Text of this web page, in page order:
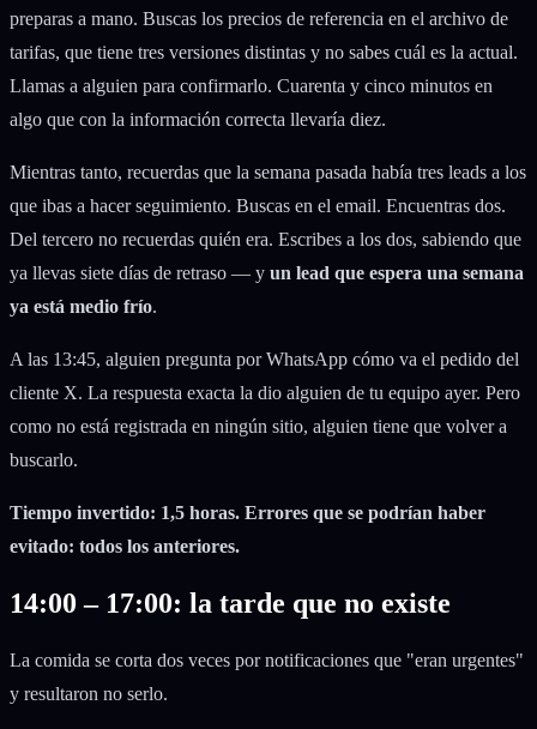
preparas a mano. Buscas los precios de referencia en el archivo de
tarifas, que tiene tres versiones distintas y no sabes cuál es la actual.
Llamas a alguien para confirmarlo. Cuarenta y cinco minutos en
algo que con la información correcta llevaría diez.
Mientras tanto, recuerdas que la semana pasada había tres leads a los
que ibas a hacer seguimiento. Buscas en el email. Encuentras dos.
Del tercero no recuerdas quién era. Escribes a los dos, sabiendo que
ya llevas siete días de retraso — y un lead que espera una semana
ya está medio frío.
A las 13:45, alguien pregunta por WhatsApp cómo va el pedido del
cliente X. La respuesta exacta la dio alguien de tu equipo ayer. Pero
como no está registrada en ningún sitio, alguien tiene que volver a
buscarlo.
Tiempo invertido: 1,5 horas. Errores que se podrían haber
evitado: todos los anteriores.
14:00 – 17:00: la tarde que no existe
La comida se corta dos veces por notificaciones que "eran urgentes"
y resultaron no serlo.